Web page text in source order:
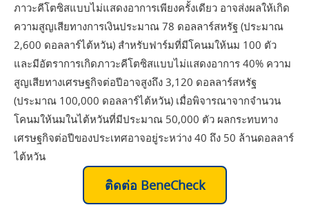
ภาวะคีโตซิสแบบไม่แสดงอาการเพียงครั้งเดียว อาจส่งผลให้เกิด
ความสูญเสียทางการเงินประมาณ 78 ดอลลาร์สหรัฐ (ประมาณ
2,600 ดอลลาร์ไต้หวัน) สำหรับฟาร์มที่มีโคนมให้นม 100 ตัว
และมีอัตราการเกิดภาวะคีโตซิสแบบไม่แสดงอาการ 40% ความ
สูญเสียทางเศรษฐกิจต่อปีอาจสูงถึง 3,120 ดอลลาร์สหรัฐ
(ประมาณ 100,000 ดอลลาร์ไต้หวัน) เมื่อพิจารณาจากจำนวน
โคนมให้นมในไต้หวันที่มีประมาณ 50,000 ตัว ผลกระทบทาง
เศรษฐกิจต่อปีของประเทศอาจอยู่ระหว่าง 40 ถึง 50 ล้านดอลลาร์
ไต้หวัน
ติดต่อ BeneCheck